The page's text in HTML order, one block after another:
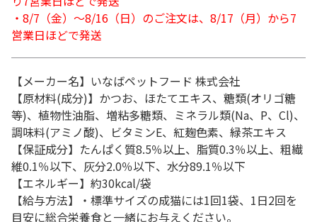
・8/7（金）～8/16（日）のご注文は、8/17（月）から7
営業日ほどで発送
【メーカー名】いなばペットフード 株式会社
【原材料(成分)】かつお、ほたてエキス、糖類(オリゴ糖
等)、植物性油脂、増粘多糖類、ミネラル類(Na、P、Cl)、
調味料(アミノ酸)、ビタミンE、紅麹色素、緑茶エキス
【保証成分】たんぱく質8.5％以上、脂質0.3％以上、粗繊
維0.1％以下、灰分2.0％以下、水分89.1％以下
【エネルギー】約30kcal/袋
【給与方法】・標準サイズの成猫には1回1袋、1日2回を
目安に総合栄養食と一緒にお与えください。